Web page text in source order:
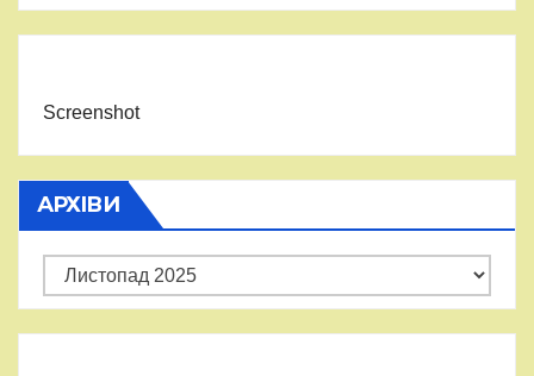
Screenshot
АРХІВИ
Архіви